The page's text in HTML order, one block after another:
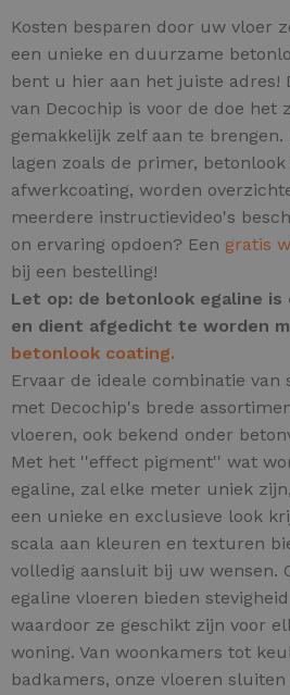
Kosten besparen door uw vloer
een unieke en duurzame
bent u hier aan het juiste adres!
van Decochip is voor de doe het
gemakkelijk zelf aan te brengen.
lagen zoals de primer,
afwerkcoating, worden
meerdere instructievideo's
on ervaring opdoen? Een gratis
bij een bestelling!
Let op: de betonlook egaline is
en dient afgedicht te worden
betonlook coating.
Ervaar de ideale combinatie
met Decochip's brede
vloeren, ook bekend onder
Met het ''effect pigment'' wat
egaline, zal elke meter uniek zijn,
een unieke en exclusieve look
scala aan kleuren en texturen
volledig aansluit bij uw wensen.
egaline vloeren bieden
waardoor ze geschikt zijn voor
woning. Van woonkamers tot
badkamers, onze vloeren